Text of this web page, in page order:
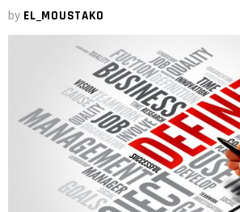
by EL_MOUSTAKO